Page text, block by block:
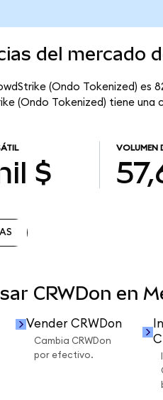
del mercado
(Ondo Tokenized) es
(Ondo Tokenized) tiene
$
VOLUMEN
CRWDon en
Vender CRWDon
Cambia CRWDon
por efectivo.